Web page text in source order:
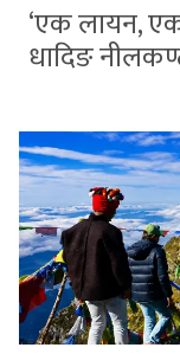
‘एक लायन,
धादिङ